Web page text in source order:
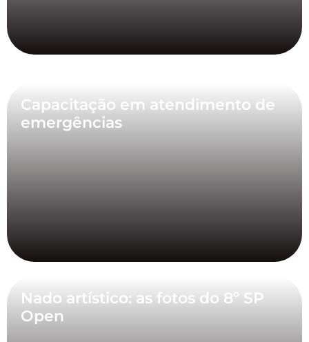
Capacitação em atendimento de
emergências
Nado artístico: as fotos do 8º SP
Open